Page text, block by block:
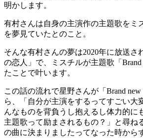
明かします。
有村さんは自身の主演作の主題歌をミ
を夢見ていたとのこと。
そんな有村さんの夢は2020年に放送さ
の恋人」で、ミスチルが主題歌「Brand
たことで叶います。
この話の流れで星野さんが「Brand
ら、「自分が主演をするってすごい大
んなものを背負うし抱えるし体力的に
主題歌って励まされるもの？」と尋ね
の曲に決まりましたってなった時から